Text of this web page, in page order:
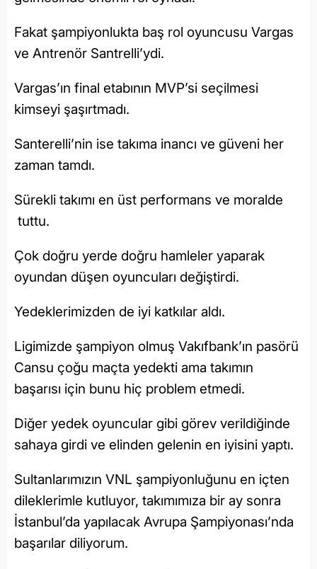
Fakat şampiyonlukta baş rol oyuncusu Vargas
ve Antrenör Santrelli’ydi.
Vargas’ın final etabının MVP’si seçilmesi
kimseyi şaşırtmadı.
Santerelli’nin ise takıma inancı ve güveni her
zaman tamdı.
Sürekli takımı en üst performans ve moralde
tuttu.
Çok doğru yerde doğru hamleler yaparak
oyundan düşen oyuncuları değiştirdi.
Yedeklerimizden de iyi katkılar aldı.
Ligimizde şampiyon olmuş Vakıfbank’ın pasörü
Cansu çoğu maçta yedekti ama takımın
başarısı için bunu hiç problem etmedi.
Diğer yedek oyuncular gibi görev verildiğinde
sahaya girdi ve elinden gelenin en iyisini yaptı.
Sultanlarımızın VNL şampiyonluğunu en içten
dileklerimle kutluyor, takımımıza bir ay sonra
İstanbul’da yapılacak Avrupa Şampiyonası’nda
başarılar diliyorum.